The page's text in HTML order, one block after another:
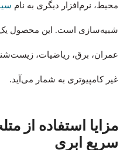
محیط، نرم‌افزار دیگری به نام
شبیه‌سازی است. این محصول
عمران، برق، ریاضیات،
غیر کامپیوتری به شمار می‌آید.
مزایا استفاده از
سریع ابری